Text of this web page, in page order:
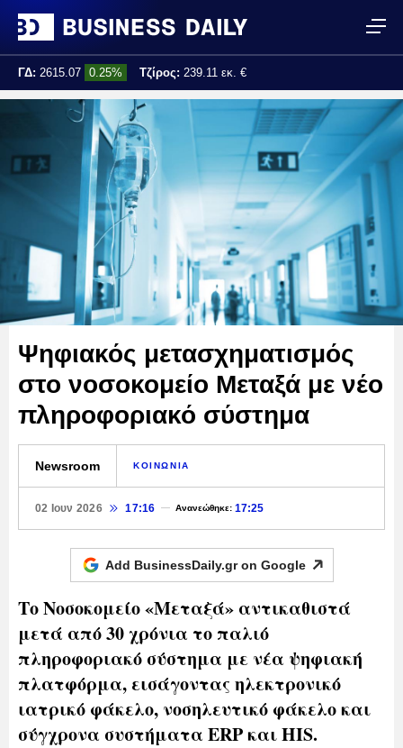
ΓΔ: 2615.07 0.25% Τζίρος: 239.11 εκ. €
Τελ. ενημέρωση: 17:25:01
Ψηφιακός μετασχηματισμός
στο νοσοκομείο Μεταξά με νέο
πληροφοριακό σύστημα
Newsroom ΚΟΙΝΩΝΙΑ
02 Ιουν 2026 17:16 Ανανεώθηκε:17:25
Add BusinessDaily.gr on Google
Το Νοσοκομείο «Μεταξά» αντικαθιστά
μετά από 30 χρόνια το παλιό
πληροφοριακό σύστημα με νέα ψηφιακή
πλατφόρμα, εισάγοντας ηλεκτρονικό
ιατρικό φάκελο, νοσηλευτικό φάκελο και
σύγχρονα συστήματα ERP και HIS.